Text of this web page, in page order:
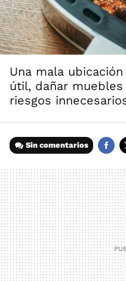
Una mala
útil, dañar
riesgos
Sin comentarios